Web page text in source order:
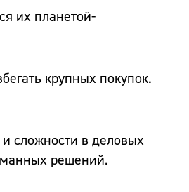
их планетой-
крупных покупок.
сложности в деловых
решений.